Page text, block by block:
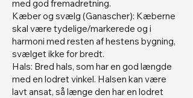
med god fremadretning.
Kæber og svælg (Ganascher): Kæberne
skal være tydelige/markerede og i
harmoni med resten af hestens bygning,
svælget ikke for bredt.
Hals: Bred hals, som har en god længde
med en lodret vinkel. Halsen kan være
lavt ansat, så længe den har en lodret